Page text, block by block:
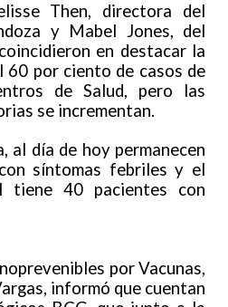
Then, directora del
y Mabel Jones, del
en destacar la
60 por ciento de casos de
de Salud, pero las
se incrementan.
al día de hoy permanecen
síntomas febriles y el
tiene 40 pacientes con
por Vacunas,
informó que cuentan